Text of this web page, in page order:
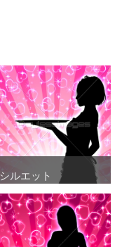
シルエット
シルエット